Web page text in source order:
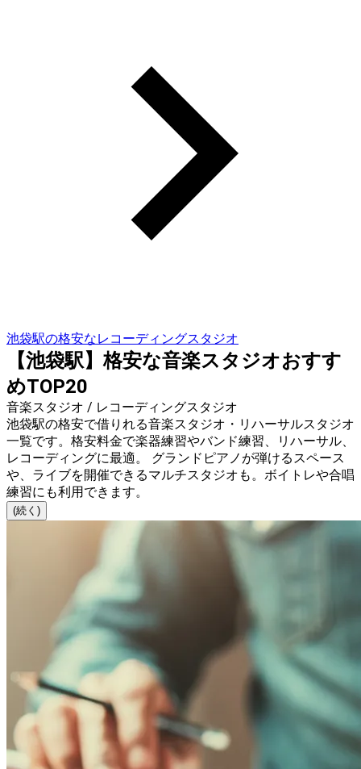
池袋駅の格安なレコーディングスタジオ
【池袋駅】格安な音楽スタジオおすす
めTOP20
音楽スタジオ / レコーディングスタジオ
池袋駅の格安で借りれる音楽スタジオ・リハーサルスタジオ
一覧です。格安料金で楽器練習やバンド練習、リハーサル、
レコーディングに最適。 グランドピアノが弾けるスペース
や、ライブを開催できるマルチスタジオも。ボイトレや合唱
練習にも利用できます。
(続く)